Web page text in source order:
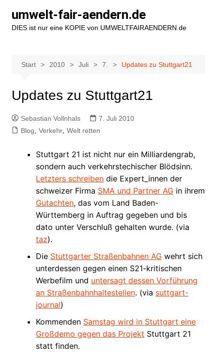
Inhalt
springen
umwelt-fair-aendern.de
DIES ist nur eine KOPIE von UMWELTFAIRAENDERN.de
Start 2010 Juli 7. Updates zu Stuttgart21
Updates zu Stuttgart21
Sebastian Vollnhals
7. Juli 2010
Blog
Verkehr, Welt retten
Stuttgart 21 ist nicht nur ein Milliardengrab,
sondern auch verkehrstechischer Blödsinn.
Letzters schreibendie Expert_innen der
schweizer Firma SMA und Partner AG in ihrem
Gutachten, das vom Land Baden-
Württemberg in Auftrag gegeben und bis
dato unter Verschluß gehalten wurde. (via
taz).
Die Stuttgarter Straßenbahnen AG wehrt sich
unterdessen gegen einen S21-kritischen
Werbefilm und untersagt dessen Vorführung
an Straßenbahnhaltestellen. (via suttgart-
journal)
Kommenden Samstag wird in Stuttgart eine
Großdemo gegen das Projekt Stuttgart 21
statt finden.